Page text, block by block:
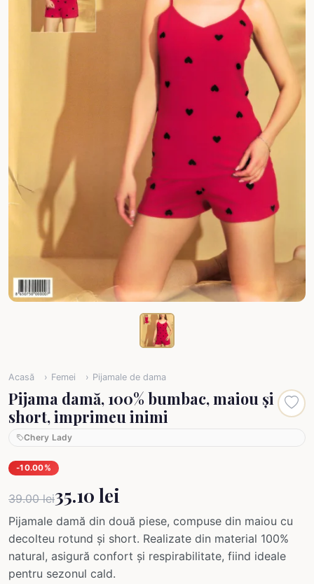
Acasă Femei Pijamale de dama
Pijama damă, 100% bumbac, maiou și
short, imprimeu inimi
Chery Lady
-10.00%
39.00 lei35.10 lei
Pijamale damă din două piese, compuse din maiou cu
decolteu rotund și short. Realizate din material 100%
natural, asigură confort și respirabilitate, fiind ideale
pentru sezonul cald.